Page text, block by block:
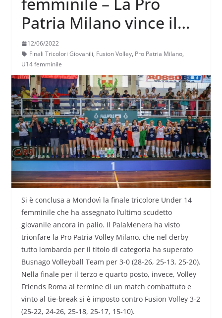
Patria Milano vince il
tricolore, la romana
Alessia Forte Mvp
12/06/2022
Finali Tricolori Giovanili, Fusion Volley, Pro Patria Milano,
U14 femminile
Si è conclusa a Mondovì la finale tricolore Under 14
femminile che ha assegnato l’ultimo scudetto
giovanile ancora in palio. Il PalaMenera ha visto
trionfare la Pro Patria Volley Milano, che nel derby
tutto lombardo per il titolo di categoria ha superato
Busnago Volleyball Team per 3-0 (28-26, 25-13, 25-20).
Nella finale per il terzo e quarto posto, invece, Volley
Friends Roma al termine di un match combattuto e
vinto al tie-break si è imposto contro Fusion Volley 3-2
(25-22, 24-26, 25-18, 25-17, 15-10).